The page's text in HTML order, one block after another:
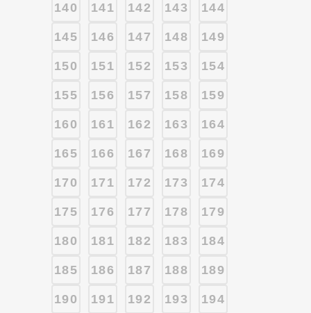
140 141 142 143 144
145 146 147 148 149
150 151 152 153 154
155 156 157 158 159
160 161 162 163 164
165 166 167 168 169
170 171 172 173 174
175 176 177 178 179
180 181 182 183 184
185 186 187 188 189
190 191 192 193 194